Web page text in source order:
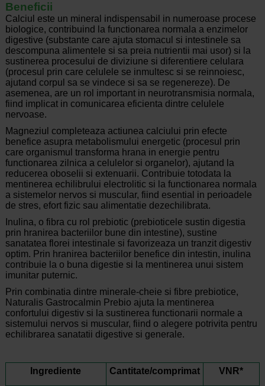
Beneficii
Calciul este un mineral indispensabil in numeroase procese
biologice, contribuind la functionarea normala a enzimelor
digestive (substante care ajuta stomacul si intestinele sa
descompuna alimentele si sa preia nutrientii mai usor) si la
sustinerea procesului de diviziune si diferentiere celulara
(procesul prin care celulele se inmultesc si se reinnoiesc,
ajutand corpul sa se vindece si sa se regenereze). De
asemenea, are un rol important in neurotransmisia normala,
fiind implicat in comunicarea eficienta dintre celulele
nervoase.
Magneziul completeaza actiunea calciului prin efecte
benefice asupra metabolismului energetic (procesul prin
care organismul transforma hrana in energie pentru
functionarea zilnica a celulelor si organelor), ajutand la
reducerea oboselii si extenuarii. Contribuie totodata la
mentinerea echilibrului electrolitic si la functionarea normala
a sistemelor nervos si muscular, fiind esential in perioadele
de stres, efort fizic sau alimentatie dezechilibrata.
Inulina, o fibra cu rol prebiotic (prebioticele sustin digestia
prin hranirea bacteriilor bune din intestine), sustine
sanatatea florei intestinale si favorizeaza un tranzit digestiv
optim. Prin hranirea bacteriilor benefice din intestin, inulina
contribuie la o buna digestie si la mentinerea unui sistem
imunitar puternic.
Prin combinatia dintre minerale-cheie si fibre prebiotice,
Naturalis Gastrocalmin Prebio ajuta la mentinerea
confortului digestiv si la sustinerea functionarii normale a
sistemului nervos si muscular, fiind o alegere potrivita pentru
echilibrarea sanatatii digestive si generale.
Ingrediente Cantitate/comprimat VNR*